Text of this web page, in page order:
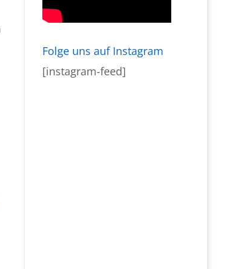
Folge uns auf Instagram
[instagram-feed]